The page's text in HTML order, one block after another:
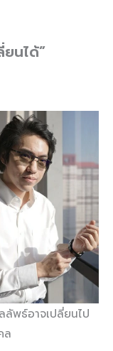
นได้”
พธ์อาจเปลี่ยนไป
ล